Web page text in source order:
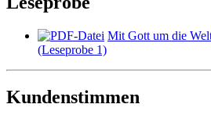
Mit Gott um die
(Leseprobe 1)
Kundenstimmen